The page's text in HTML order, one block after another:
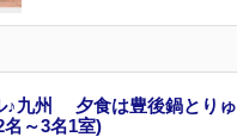
♪九州 夕食は豊後鍋とり
～3名1室)